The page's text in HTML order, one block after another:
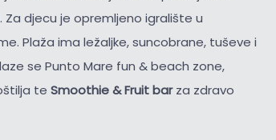
Za djecu je opremljeno igralište u
Plaža ima ležaljke, suncobrane, tuševe i
se Punto Mare fun & beach zone,
te Smoothie & Fruit barza zdravo